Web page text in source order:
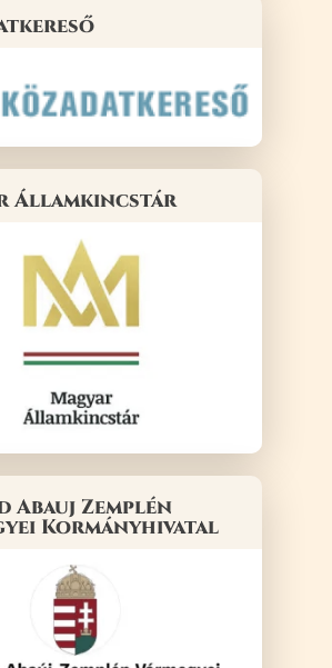
Államkincstár
Abauj Zemplén
Kormányhivatal